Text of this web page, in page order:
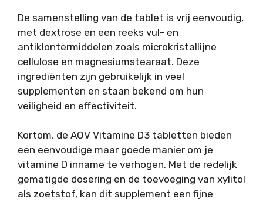
De samenstelling van de tablet is vrij eenvoudig,
met dextrose en een reeks vul- en
antiklontermiddelen zoals microkristallijne
cellulose en magnesiumstearaat. Deze
ingrediënten zijn gebruikelijk in veel
supplementen en staan bekend om hun
veiligheid en effectiviteit.
Kortom, de AOV Vitamine D3 tabletten bieden
een eenvoudige maar goede manier om je
vitamine D inname te verhogen. Met de redelijk
gematigde dosering en de toevoeging van xylitol
als zoetstof, kan dit supplement een fijne